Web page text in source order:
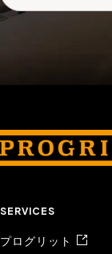
SERVICES
プログリット